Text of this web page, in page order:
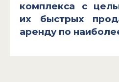
комплекса с
их быстрых
аренду по